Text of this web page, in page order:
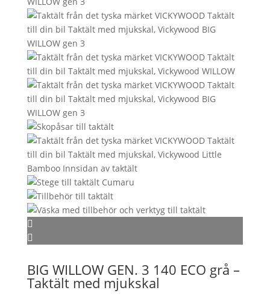
BIG WILLOW GEN. 3 140 ECO grå –
Taktält med mjukskal